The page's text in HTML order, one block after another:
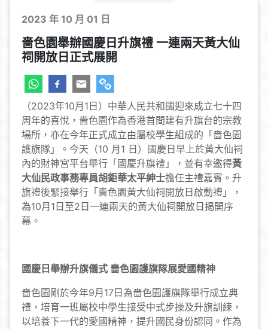
2023 年 10 月 01 日
嗇色園舉辦國慶日升旗禮 一連兩天黃大仙
祠開放日正式展開
（2023年10月1日）中華人民共和國迎來成立七十四
周年的喜悅，嗇色園作為香港首間建有升旗台的宗教
場所，亦在今年正式成立由屬校學生組成的「嗇色園
護旗隊」。今天（10 月1 日）國慶日早上於黃大仙祠
內的財神宮平台舉行「國慶升旗禮」，並有幸邀得黃
大仙民政事務專員胡鉅華太平紳士擔任主禮嘉賓。升
旗禮後緊接舉行「嗇色園黃大仙祠開放日啟動禮」，
為10月1日至2日一連兩天的黃大仙祠開放日揭開序
幕。
國慶日舉辦升旗儀式 嗇色園護旗隊展愛國精神
嗇色園剛於今年9月17日為嗇色園護旗隊舉行成立典
禮，培育一班屬校中學生接受中式步操及升旗訓練，
以培養下一代的愛國精神，提升國民身份認同。作為